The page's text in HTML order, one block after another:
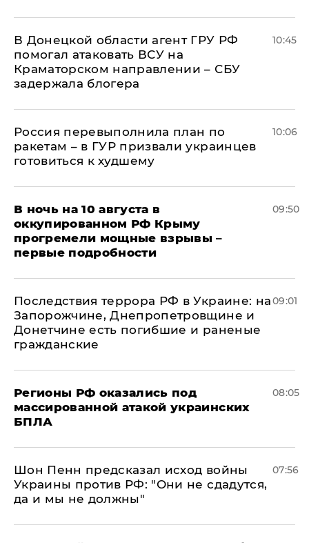
В Донецкой области агент ГРУ РФ
помогал атаковать ВСУ на
Краматорском направлении – СБУ
задержала блогера
10:45
Россия перевыполнила план по
ракетам – в ГУР призвали украинцев
готовиться к худшему
10:06
В ночь на 10 августа в
оккупированном РФ Крыму
прогремели мощные взрывы –
первые подробности
09:50
Последствия террора РФ в Украине: на
Запорожчине, Днепропетровщине и
Донетчине есть погибшие и раненые
гражданские
09:01
Регионы РФ оказались под
массированной атакой украинских
БПЛА
08:05
Шон Пенн предсказал исход войны
Украины против РФ: "Они не сдадутся,
да и мы не должны"
07:56